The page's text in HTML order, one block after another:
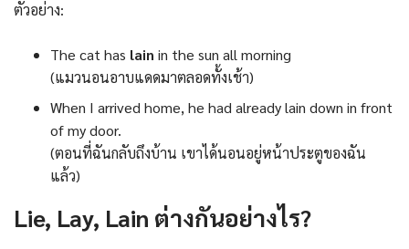
ตัวอย่าง:
The cat has lain in the sun all morning
(แมวนอนอาบแดดมาตลอดทั้งเช้า)
When I arrived home, he had already lain down in front
of my door.
(ตอนที่ฉันกลับถึงบ้าน เขาได้นอนอยู่หน้าประตูของฉัน
แล้ว)
Lie, Lay, Lain ต่างกันอย่างไร?